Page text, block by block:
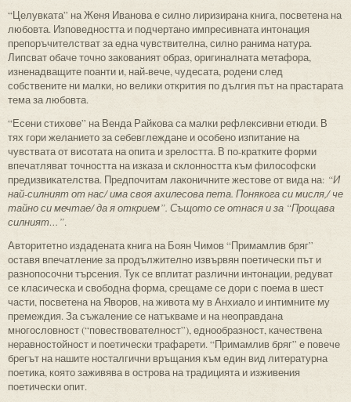
“Целувката” на Женя Иванова е силно лиризирана книга, посветена на
любовта. Изповедността и подчертано импресивната интонация
препоръчителстват за една чувствителна, силно ранима натура.
Липсват обаче точно закованият образ, оригиналната метафора,
изненадващите поанти и, най-вече, чудесата, родени след
собствените ни малки, но велики открития по дългия път на прастарата
тема за любовта.
“Есени стихове” на Венда Райкова са малки рефлексивни етюди. В
тях гори желанието за себевглеждане и особено изпитание на
чувствата от висотата на опита и зрелостта. В по-кратките форми
впечатляват точността на изказа и склонността към философски
предизвикателства. Предпочитам лаконичните жестове от вида на: “И
най-силният от нас/ има своя ахилесова пета. Понякога си мисля,/ че
тайно си мечтае/ да я открием”. Същото се отнася и за “Прощава
силният…”.
Авторитетно издадената книга на Боян Чимов “Примамлив бряг”
оставя впечатление за продължително извървян поетически път и
разнопосочни търсения. Тук се вплитат различни интонации, редуват
се класическа и свободна форма, срещаме се дори с поема в шест
части, посветена на Яворов, на живота му в Анхиало и интимните му
премеждия. За съжаление се натъкваме и на неоправдана
многословност (“повествователност”), еднообразност, качествена
неравностойност и поетически трафарети. “Примамлив бряг” е повече
брегът на нашите носталгични връщания към един вид литературна
поетика, която заживява в острова на традицията и изживения
поетически опит.